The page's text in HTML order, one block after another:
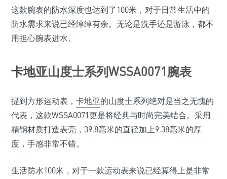
这款腕表的防水深度也达到了100米，对于日常生活中的
防水需求来说已经绰绰有余。无论是洗手还是游泳，都不
用担心腕表进水。
卡地亚山度士系列WSSA0071腕表
提到方形运动表， 卡地亚的山度士系列绝对是当之无愧的
代表，这款WSSA0071更是将经典与时尚完美结合。采用
精钢材质打造表壳，39.8毫米的直径加上9.38毫米的厚
度，手感非常不错。
生活防水100米，对于一款运动表来说已经算得上是非常